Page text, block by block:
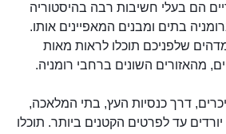
הם בעלי חשיבות רבה בהיסטוריה
בתים ומבנים המאפיינים אותו.
שלפניכם תוכלו לראות מאות
מהאזורים השונים ברחבי רומניה.
דרך כנסיות העץ, בתי המלאכה,
עד לפרטים הקטנים ביותר. תוכלו